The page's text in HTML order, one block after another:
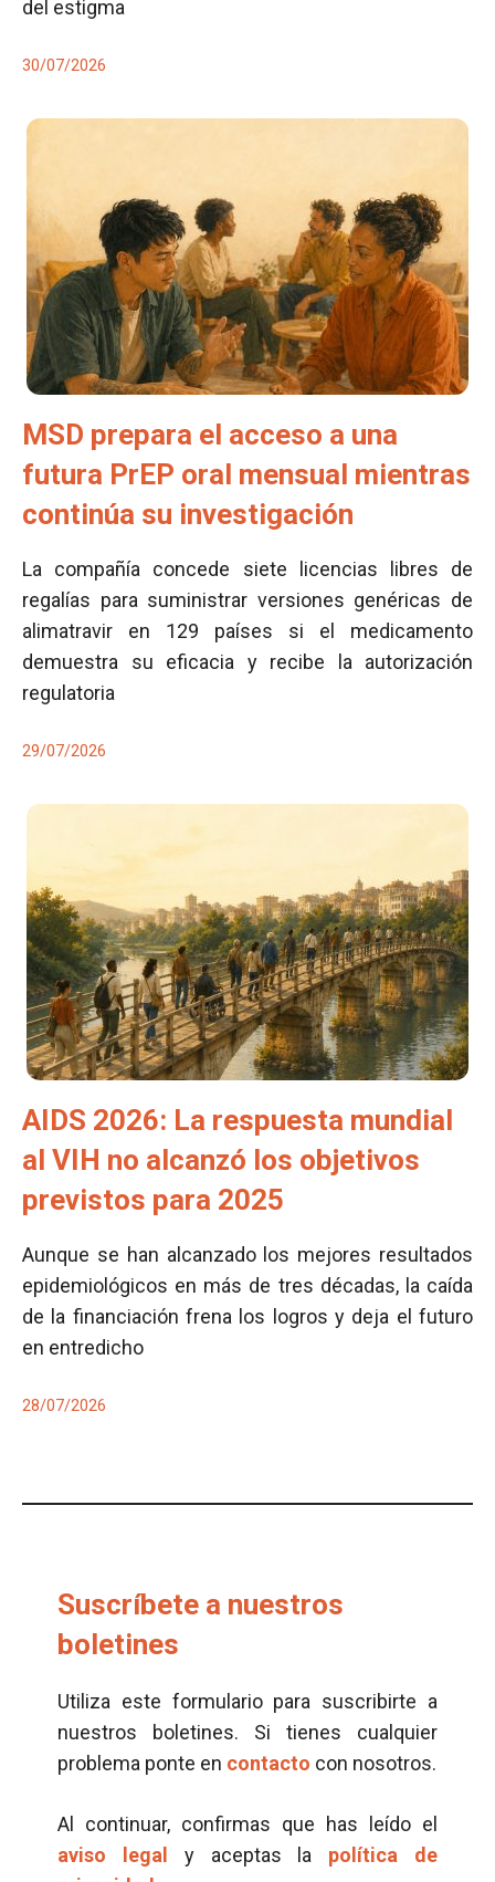
del estigma
30/07/2026
MSD prepara el acceso a una
futura PrEP oral mensual mientras
continúa su investigación
La compañía concede siete licencias libres de
regalías para suministrar versiones genéricas de
alimatravir en 129 países si el medicamento
demuestra su eficacia y recibe la autorización
regulatoria
29/07/2026
AIDS 2026: La respuesta mundial
al VIH no alcanzó los objetivos
previstos para 2025
Aunque se han alcanzado los mejores resultados
epidemiológicos en más de tres décadas, la caída
de la financiación frena los logros y deja el futuro
en entredicho
28/07/2026
Suscríbete a nuestros
boletines
Utiliza este formulario para suscribirte a
nuestros boletines. Si tienes cualquier
problema ponte en contacto con nosotros.
Al continuar, confirmas que has leído el
aviso legal
y aceptas la política de